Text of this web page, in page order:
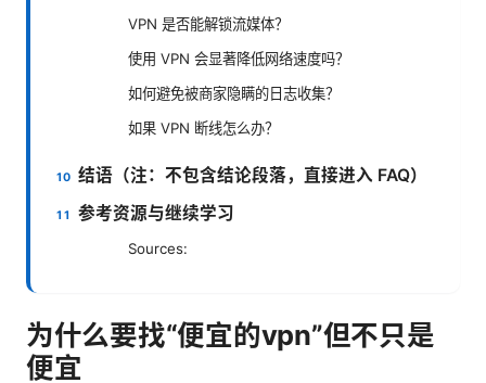
VPN 是否能解锁流媒体？
使用 VPN 会显著降低网络速度吗？
如何避免被商家隐瞒的日志收集？
如果 VPN 断线怎么办？
结语（注：不包含结论段落，直接进入 FAQ）
参考资源与继续学习
Sources:
为什么要找“便宜的vpn”但不只是
便宜